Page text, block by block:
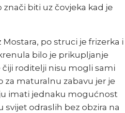
biti uz čovjeka kad je
Mostara, po struci je frizerka i
bilo je prikupljanje
čiji roditelji nisu mogli sami
za maturalnu zabavu jer je
imati jednaku mogućnost
svijet odraslih bez obzira na